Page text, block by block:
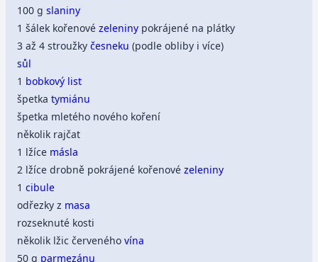
100 gslaniny
1 šálek kořenovézeleniny pokrájené na plátky
3 až 4 stroužkyčesneku (podle obliby i více)
sůl
1 bobkový list
špetkatymiánu
špetka mletého nového koření
několik rajčat
1 lžíce másla
2 lžíce drobně pokrájené kořenovézeleniny
1cibule
odřezky z masa
rozseknuté kosti
několik lžic červenéhovína
50 g parmezánu